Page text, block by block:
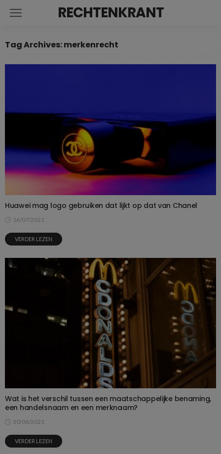
RECHTENKRANT
Tag Archives: merkenrecht
Huawei mag logo gebruiken dat lijkt op dat van Chanel
16/07/2021
VERDER LEZEN
Wat is het verschil tussen een maatschappelijke benaming,
een handelsnaam en een merknaam?
30/06/2021
VERDER LEZEN